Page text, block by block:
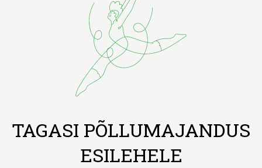
TAGASI PÕLLUMAJANDUS
ESILEHELE